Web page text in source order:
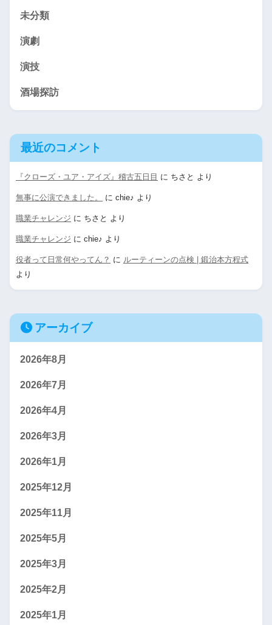
未分類
演劇
演技
酒場探訪
最近のコメント
『クローズ・ユア・アイズ』稽古五日目 に ちさと より
無事に公演できました。 に chie♪ より
職業チャレンジ に ちさと より
職業チャレンジ に chie♪ より
役者って日常何やってん？ に ルーティーンの点検 | 鍛治本方程式
より
アーカイブ
2026年8月
2026年7月
2026年4月
2026年3月
2026年1月
2025年12月
2025年11月
2025年5月
2025年3月
2025年2月
2025年1月